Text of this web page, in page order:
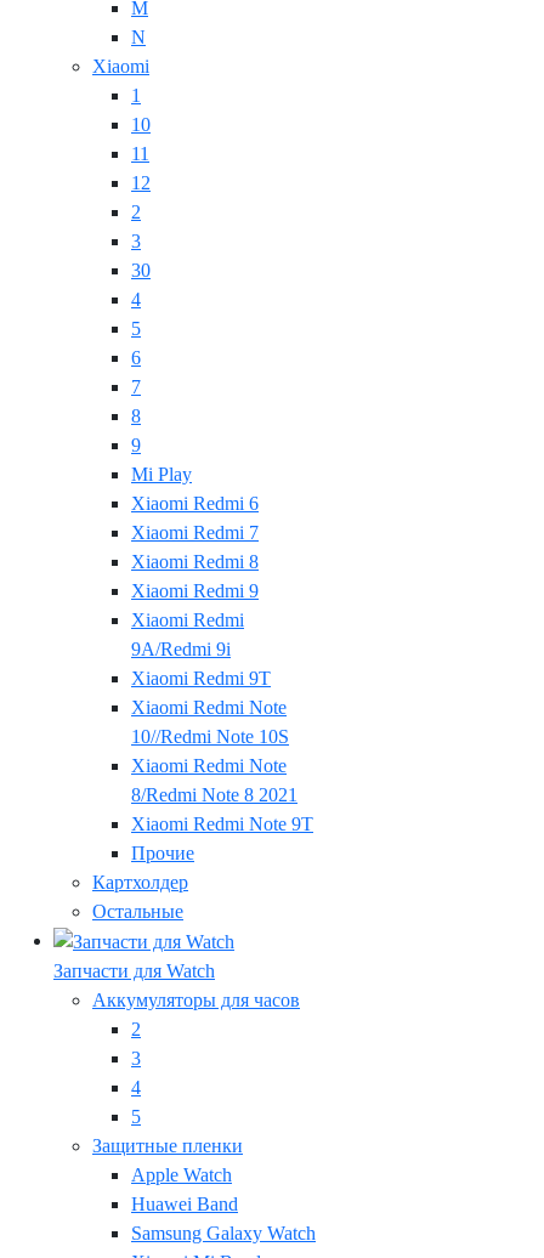
M
N
Xiaomi
1
10
11
12
2
3
30
4
5
6
7
8
9
Mi Play
Xiaomi Redmi 6
Xiaomi Redmi 7
Xiaomi Redmi 8
Xiaomi Redmi 9
Xiaomi Redmi
9A/Redmi 9i
Xiaomi Redmi 9T
Xiaomi Redmi Note
10//Redmi Note 10S
Xiaomi Redmi Note
8/Redmi Note 8 2021
Xiaomi Redmi Note 9T
Прочие
Картхолдер
Остальные
Запчасти для Watch
Аккумуляторы для часов
2
3
4
5
Защитные пленки
Apple Watch
Huawei Band
Samsung Galaxy Watch